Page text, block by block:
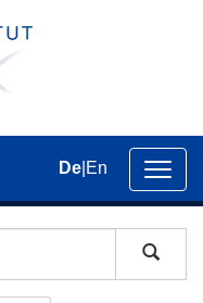
der
De En